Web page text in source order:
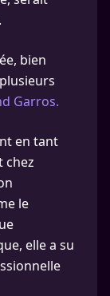
bien
Garros.
en tant
chez
le
elle a su